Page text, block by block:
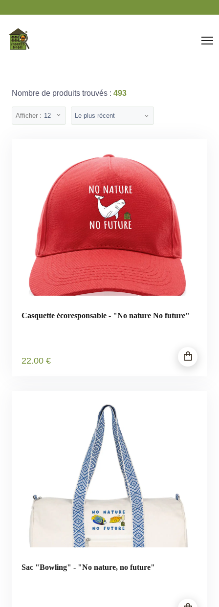
Nombre de produits trouvés : 493
Afficher : 12 Le plus récent
Casquette écoresponsable - "No nature No future"
22.00 €
Sac "Bowling" - "No nature, no future"